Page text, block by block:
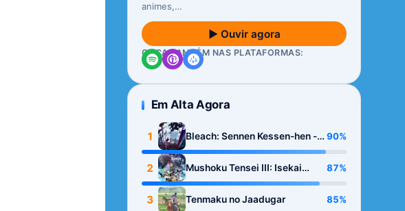
animes,…
▶ Ouvir agora
OUÇA TAMBÉM NAS PLATAFORMAS:
Em Alta Agora
1
Bleach: Sennen Kessen-hen -
Kashin-tan
90%
2
Mushoku Tensei III: Isekai
Ittara Honki Dasu
87%
3 Tenmaku no Jaadugar 85%